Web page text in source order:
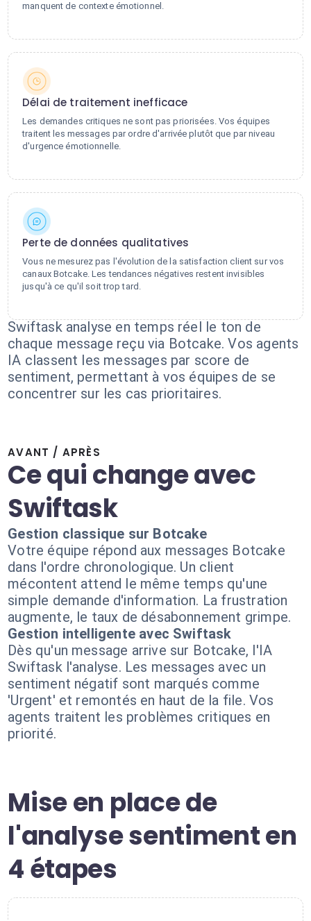
manquent de contexte émotionnel.
Délai de traitement inefficace
Les demandes critiques ne sont pas priorisées. Vos équipes
traitent les messages par ordre d'arrivée plutôt que par niveau
d'urgence émotionnelle.
Perte de données qualitatives
Vous ne mesurez pas l'évolution de la satisfaction client sur vos
canaux Botcake. Les tendances négatives restent invisibles
jusqu'à ce qu'il soit trop tard.
Swiftask analyse en temps réel le ton de
chaque message reçu via Botcake. Vos agents
IA classent les messages par score de
sentiment, permettant à vos équipes de se
concentrer sur les cas prioritaires.
AVANT / APRÈS
Ce qui change avec
Swiftask
Gestion classique sur Botcake
Votre équipe répond aux messages Botcake
dans l'ordre chronologique. Un client
mécontent attend le même temps qu'une
simple demande d'information. La frustration
augmente, le taux de désabonnement grimpe.
Gestion intelligente avec Swiftask
Dès qu'un message arrive sur Botcake, l'IA
Swiftask l'analyse. Les messages avec un
sentiment négatif sont marqués comme
'Urgent' et remontés en haut de la file. Vos
agents traitent les problèmes critiques en
priorité.
Mise en place de
l'analyse sentiment en
4 étapes